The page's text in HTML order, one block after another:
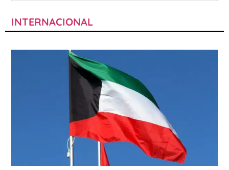
INTERNACIONAL